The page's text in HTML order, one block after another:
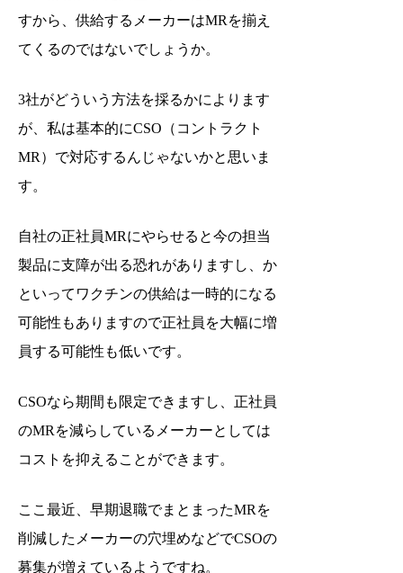
すから、供給するメーカーはMRを揃え
てくるのではないでしょうか。
3社がどういう方法を採るかによります
が、私は基本的にCSO（コントラクト
MR）で対応するんじゃないかと思いま
す。
自社の正社員MRにやらせると今の担当
製品に支障が出る恐れがありますし、か
といってワクチンの供給は一時的になる
可能性もありますので正社員を大幅に増
員する可能性も低いです。
CSOなら期間も限定できますし、正社員
のMRを減らしているメーカーとしては
コストを抑えることができます。
ここ最近、早期退職でまとまったMRを
削減したメーカーの穴埋めなどでCSOの
募集が増えているようですね。